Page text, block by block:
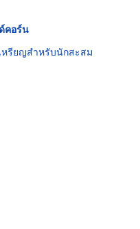
คอร์น
หรียญสำหรับนักสะสม